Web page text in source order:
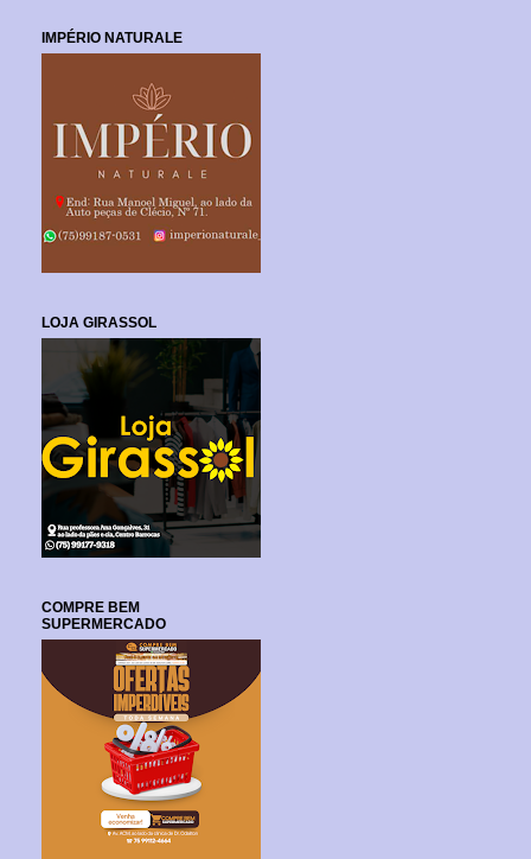
IMPÉRIO NATURALE
LOJA GIRASSOL
COMPRE BEM
SUPERMERCADO